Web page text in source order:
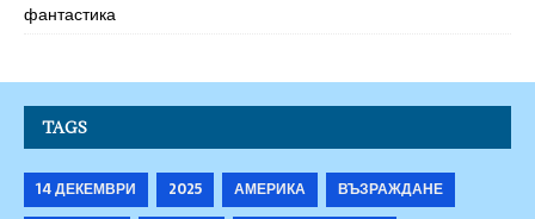
фантастика
TAGS
14 ДЕКЕМВРИ 2025 АМЕРИКА
ВЪЗРАЖДАНЕ